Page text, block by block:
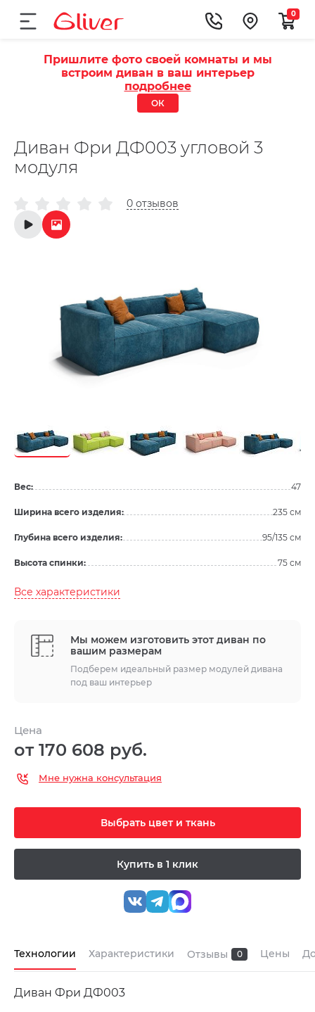
0
Пришлите фото своей комнаты и мы
встроим диван в ваш интерьер
подробнее
ОК
Диван Фри ДФ003 угловой 3
модуля
0 отзывов
Вес: 47
Ширина всего изделия: 235 см
Глубина всего изделия: 95/135 см
Высота спинки: 75 см
Все характеристики
Мы можем изготовить этот диван по
вашим размерам
Подберем идеальный размер модулей дивана
под ваш интерьер
Цена
от 170 608 руб.
Мне нужна консультация
Выбрать цвет и ткань
Купить в 1 клик
Технологии Характеристики Отзывы 0 Цены
Диван Фри ДФ003